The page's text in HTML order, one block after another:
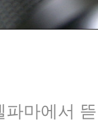
마에서